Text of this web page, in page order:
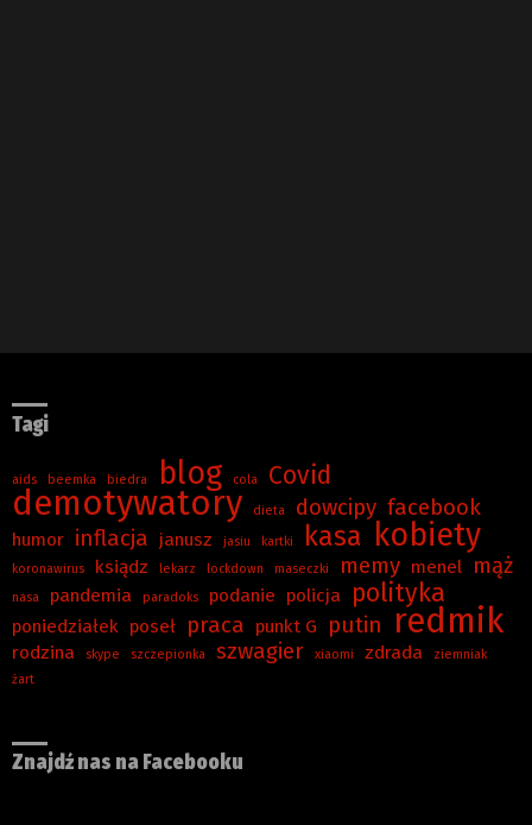
Tagi
aids beemka biedra blog cola Covid
demotywatory dieta dowcipy facebook
humor inflacja janusz jasiu kartki kasa kobiety
koronawirus ksiądz lekarz lockdown maseczki memy menel mąż
nasa pandemia paradoks podanie policja polityka
poniedziałek poseł praca punkt G putin redmik
rodzina skype szczepionka szwagier xiaomi zdrada
ziemniak
żart
Znajdź nas na Facebooku